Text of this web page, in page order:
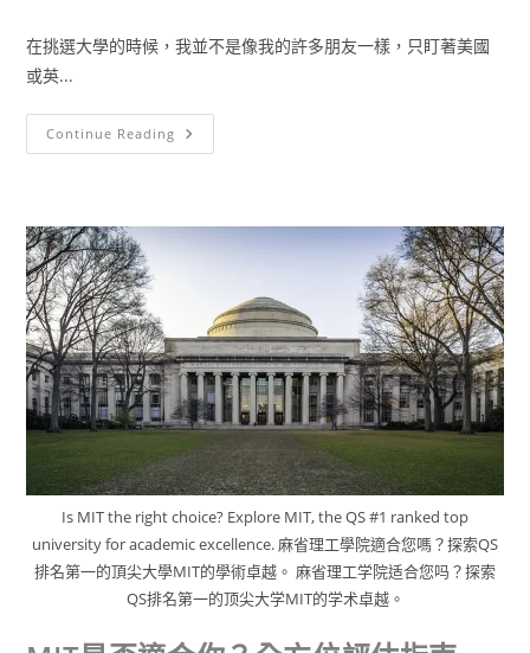
在挑選大學的時候，我並不是像我的許多朋友一樣，只盯著美國
或英...
Continue Reading
Is MIT the right choice? Explore MIT, the QS #1 ranked top
university for academic excellence. 麻省理工學院適合您嗎？探索QS
排名第一的頂尖大學MIT的學術卓越。 麻省理工学院适合您吗？探索
QS排名第一的顶尖大学MIT的学术卓越。